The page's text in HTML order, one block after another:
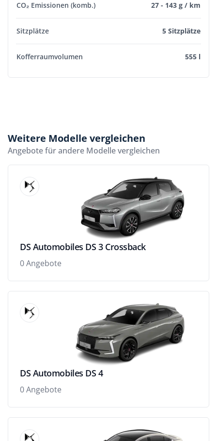
CO₂ Emissionen (komb.) 27 - 143 g / km
Sitzplätze 5 Sitzplätze
Kofferraumvolumen 555 l
Weitere Modelle vergleichen
Angebote für andere Modelle vergleichen
DS Automobiles DS 3 Crossback
0 Angebote
DS Automobiles DS 4
0 Angebote